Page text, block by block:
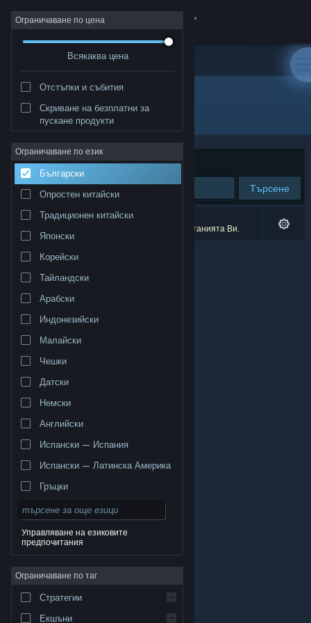
Вписване
Относно
Поддръжка
Смяна на езика
търговски марки принадлежат на съответните им
собственици в САЩ и други страни.
поверителност|Юридическа информация|
Достъпност|Условия за ползване на Steam
Възстановявания|Бисквитки
Ограничаване по цена
Всякаква цена
Отстъпки и събития
Скриване на безплатни за
пускане продукти
Ограничаване по език
Български
Опростен китайски
Традиционен китайски
Японски
Корейски
Тайландски
Арабски
Индонезийски
Малайски
Чешки
Датски
Немски
Английски
Испански — Испания
Испански — Латинска Америка
Гръцки
Управляване на езиковите
предпочитания
Ограничаване по таг
Стратегии
Екшъни
Разработчик: Google Inc.
Сортиране по Съответстване
Търсене
0 резултата съответстват на търсенето Ви.
9 заглавия бяха изключени спрямо предпочитанията Ви.